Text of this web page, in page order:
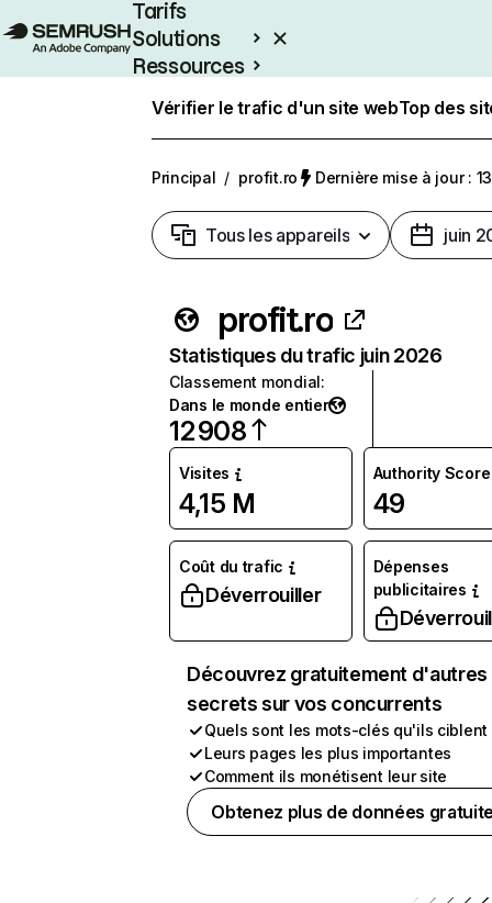
Tarifs
Solutions
Ressources
Vérifier le trafic d'un site webTop des
Principal / profit.ro Dernière mise à jour :
Tous les appareils juin
profit.ro
Statistiques du trafic juin 2026
Classement mondial:
Dans le monde entier
12 908
Visites
4,15 M
Authority Score
49
Coût du trafic
Déverrouiller
Dépenses
publicitaires
Découvrez gratuitement d'autres
secrets sur vos concurrents
Quels sont les mots-clés qu'ils ciblent
Leurs pages les plus importantes
Comment ils monétisent leur site
Obtenez plus de données